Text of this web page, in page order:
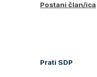
Postani član/ica
Prati SDP